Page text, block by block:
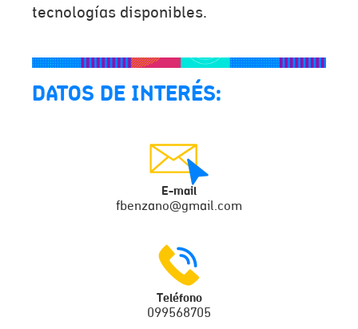
tecnologías disponibles.
DATOS DE INTERÉS:
E-mail
fbenzano@gmail.com
Teléfono
099568705